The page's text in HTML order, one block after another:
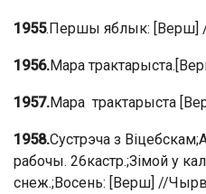
1955.Першы яблык: [Верш]
1956.Мара
1957.Мара трактарыста
1958.Сустрэча з
рабочы. 26кастр.;Зімой у
снеж.;Восень: [Верш] //Чырв